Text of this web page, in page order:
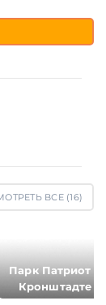
ВСЕ (16)
Парк Патриот в
Кронштадте